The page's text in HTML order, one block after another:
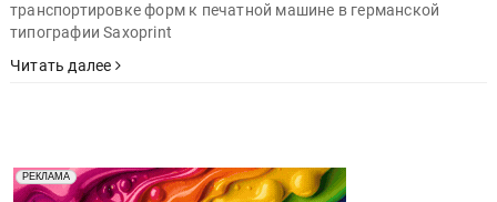
транспортировке форм к печатной машине в германской
типографии Saxoprint
Читать далее
РЕКЛАМА
Реклама. Рекламодатель ООО "Передовые Системы
Печати" erid: 2SDnjd2d4Qz